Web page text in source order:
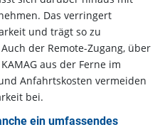
Das verringert
und trägt so zu
der Remote-Zugang, über
aus der Ferne im
Anfahrtskosten vermeiden
bei.
ein umfassendes